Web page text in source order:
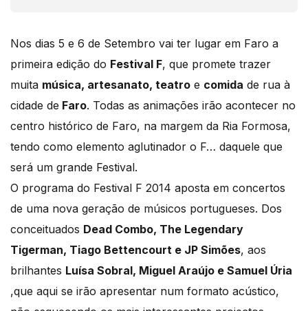
Nos dias 5 e 6 de Setembro vai ter lugar em Faro a
primeira edição do Festival F, que promete trazer
muita música, artesanato, teatro e comida de rua à
cidade de Faro. Todas as animações irão acontecer no
centro histórico de Faro, na margem da Ria Formosa,
tendo como elemento aglutinador o F… daquele que
será um grande Festival.
O programa do Festival F 2014 aposta em concertos
de uma nova geração de músicos portugueses. Dos
conceituados Dead Combo, The Legendary
Tigerman, Tiago Bettencourt e JP Simões, aos
brilhantes Luísa Sobral, Miguel Araújo e Samuel Úria
,que aqui se irão apresentar num formato acústico,